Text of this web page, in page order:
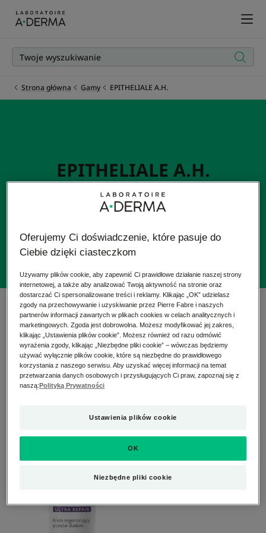
Strona główna Gamy EPITHELIALE A.H.
EPITHELIALE A.H.
Dla skóry delikatnej (w tym z powierzchownymi
bliznami)
1 wynik "EPITHELIALE A.H."
Gama dla skóry delikatnej, składająca się z kremu,
który wspomaga regenerację, redukuje ślady i
łagodzi (dostępny również w wersji z ochroną
przeciwsłoneczną), oraz żelu-olejku przeznaczonego
do masażu blizn i rozstępów.
Krem
regenerujący
przeciw
Oferujemy Ci doświadczenie, które pasuje do
Ciebie dzięki ciasteczkom
Używamy plików cookie, aby zapewnić Ci prawidłowe działanie naszej strony
internetowej, a także aby analizować Twoją aktywność na stronie oraz
dostarczać Ci spersonalizowane treści i reklamy. Klikając „OK” udzielasz
zgody na przechowywanie i uzyskiwanie przez Pierre Fabre i naszych
partnerów informacji zawartych w plikach cookies w celach analitycznych i
marketingowych. Zgoda jest dobrowolna. Możesz modyfikować jej zakres,
klikając „Ustawienia plików cookie”. Możesz również od razu odmówić
wyrażenia zgody, klikając „Niezbędne pliki cookie” – wówczas będziemy
używać wyłącznie plików cookie, które są niezbędne do prawidłowego
korzystania z naszego serwisu. Aby uzyskać więcej informacji na temat
przetwarzania danych osobowych i przysługujących Ci praw, zapoznaj się z
naszą: Polityką Prywatności
Ustawienia plików cookie
Niezbędne pliki cookie
OK